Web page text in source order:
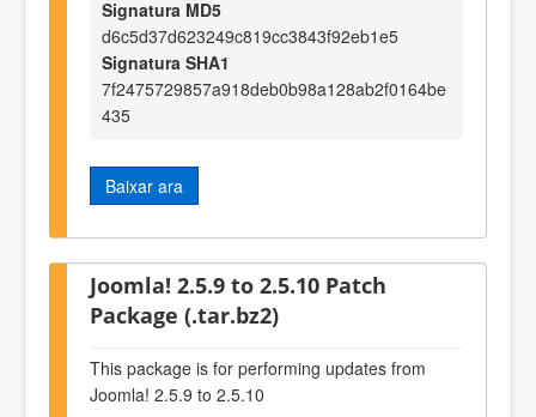
Signatura MD5
d6c5d37d623249c819cc3843f92eb1e5
Signatura SHA1
7f2475729857a918deb0b98a128ab2f0164be
435
Baixar ara
Joomla! 2.5.9 to 2.5.10 Patch
Package (.tar.bz2)
This package is for performing updates from
Joomla! 2.5.9 to 2.5.10